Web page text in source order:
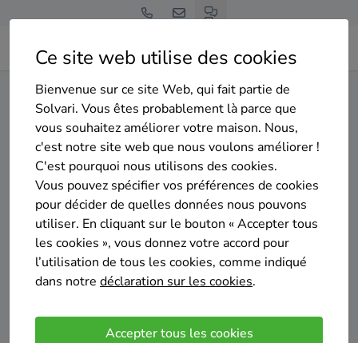
Ce site web utilise des cookies
Bienvenue sur ce site Web, qui fait partie de
Solvari. Vous êtes probablement là parce que
vous souhaitez améliorer votre maison. Nous,
c'est notre site web que nous voulons améliorer !
C'est pourquoi nous utilisons des cookies.
Vous pouvez spécifier vos préférences de cookies
pour décider de quelles données nous pouvons
utiliser. En cliquant sur le bouton « Accepter tous
les cookies », vous donnez votre accord pour
l’utilisation de tous les cookies, comme indiqué
dans notre déclaration sur les cookies.
Accepter tous les cookies
Home Isolation des murs extérieurs Hainaut Beloeil
Gratuit et sans engagement
Top 20 des entreprises
d'isolation des murs exterieurs
à Beloeil
Comparer des devis